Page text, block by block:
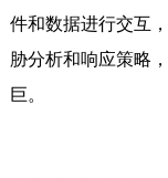
件和数据进行交互
胁分析和响应策略
巨。